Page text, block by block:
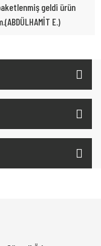
geldi ürün
E.)